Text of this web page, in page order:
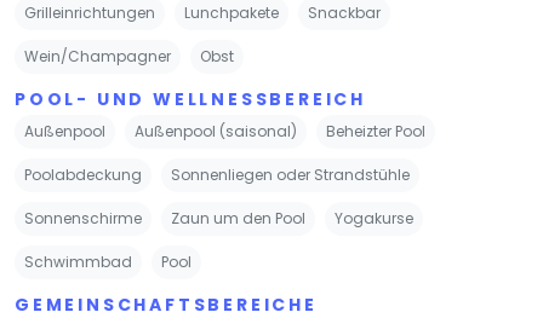
Grilleinrichtungen Lunchpakete Snackbar
Wein/Champagner Obst
POOL- UND WELLNESSBEREICH
Außenpool Außenpool (saisonal) Beheizter Pool
Poolabdeckung Sonnenliegen oder Strandstühle
Sonnenschirme Zaun um den Pool Yogakurse
Schwimmbad Pool
GEMEINSCHAFTSBEREICHE